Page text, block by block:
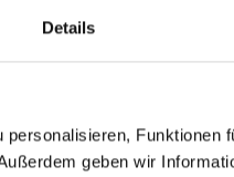
Details
Funktionen
geben wir